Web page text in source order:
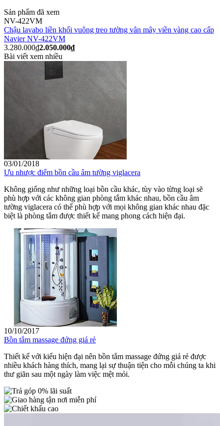
Sản phẩm đã xem
NV-422VM
Chậu lavabo liền khối vuông treo tường vân mây viền vàng cao cấp
Navier NV-422VM
3.280.000₫2.050.000₫
Bài viết xem nhiều
03/01/2018
Ưu nhược điểm bồn cầu âm tường viglacera
Không giống như những loại bồn cầu khác, tùy vào từng loại sẽ
phù hợp với các không gian phòng tắm khác nhau, bồn cầu âm
tường viglacera có thể phù hợp với mọi không gian khác nhau đặc
biệt là phòng tắm được thiết kế mang phong cách hiện đại.
10/10/2017
Bồn tắm massage đứng giá rẻ
Thiết kế với kiểu hiện đại nên bồn tắm massage đứng giá rẻ được
nhiều khách hàng thích, mang lại sự thuận tiện cho mỗi chúng ta khi
thư giãn sau một ngày làm việc mệt mỏi.